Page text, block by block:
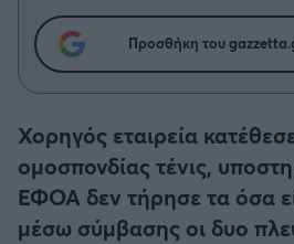
Λεβαδειακός
ΟΦΗ
Βόλος
Συνεντεύξεις
Μεγάλη μου Αγάπη
Μια Ιστορία από την Πόλη
Προσθήκη του
Χορηγός εταιρεία
ομοσπονδίας τένις,
ΕΦΟΑ δεν τήρησε τα όσα
μέσω σύμβασης οι δυο